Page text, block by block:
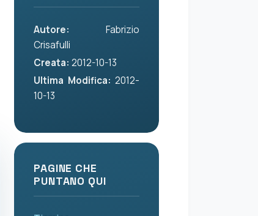
Autore: Fabrizio
Crisafulli
Creata: 2012-10-13
Ultima Modifica: 2012-
10-13
PAGINE CHE
PUNTANO QUI